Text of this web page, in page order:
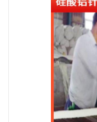
硅酸铝纤维毡
硅酸铝保温棉